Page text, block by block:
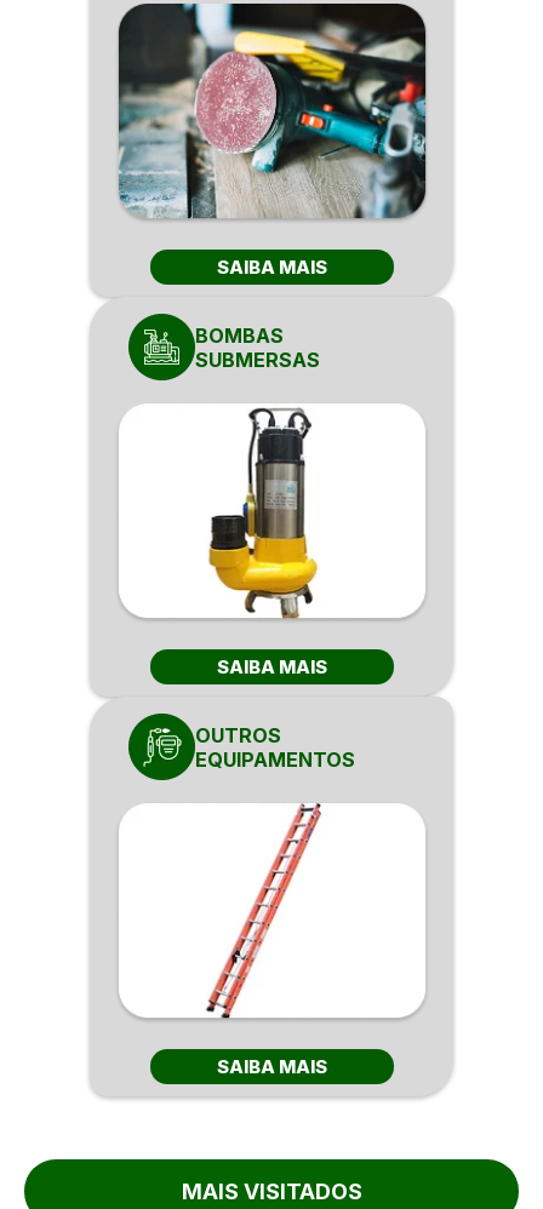
SAIBA MAIS
BOMBAS
SUBMERSAS
SAIBA MAIS
OUTROS
EQUIPAMENTOS
SAIBA MAIS
MAIS VISITADOS